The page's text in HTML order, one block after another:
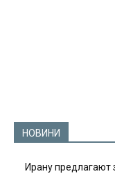
НОВИНИ
Ирану предлагают